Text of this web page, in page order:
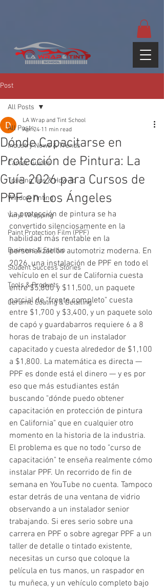
Post
All Posts
Industry News & Trends
Career Guides
Training Tips & How-To
Window Tinting
Vinyl Wrapping
Paint Protection Film (PPF)
Business & Startup
Student Success Stories
Tools & Products
Ceramic Coating & Detailing
All Posts
Dónde Capacitarse en
Protección de Pintura: La
Guía 2026 para Cursos de
PPF en Los Ángeles
LA Wrap and Tint School
Apr 24 11 min read
La protección de pintura se ha
convertido silenciosamente en la
habilidad más rentable en la
personalización automotriz moderna. En
2026, una instalación de PPF en todo el
vehículo en el sur de California cuesta
entre $5,800 y $11,500, un paquete
parcial de "frente completo" cuesta
entre $1,700 y $3,400, y un paquete solo
de capó y guardabarros requiere 6 a 8
horas de trabajo de un instalador
capacitado y cuesta alrededor de $1,100
a $1,800. La matemática es directa —
PPF es donde está el dinero — y es por
eso que más estudiantes están
buscando "dónde puedo obtener
capacitación en protección de pintura
en California" que en cualquier otro
momento en la historia de la industria.
El problema es que no todo "curso de
capacitación" te enseña realmente cómo
instalar PPF. Un recorrido de fin de
semana en YouTube no cuenta. Tampoco
estar detrás de una ventana de vidrio
observando a un instalador senior
trabajando. Si eres serio sobre una
carrera en PPF o sobre agregar PPF a un
taller de detalle o tintado existente,
necesitas un curso que coloque la
película en tus manos, un raspador en
tu muñeca, y un vehículo completo bajo